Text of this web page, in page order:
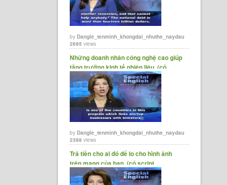
byDangle_tenminh_khongdai_nhuthe_naydau
2695 views
Những doanh nhân công nghệ cao giúp
tăng trưởng kinh tế nhiên liệu. (có
script A-V)
byDangle_tenminh_khongdai_nhuthe_naydau
2388 views
Trả tiền cho ai đó để lo cho hình ảnh
trên mạng của bạn. (có script......